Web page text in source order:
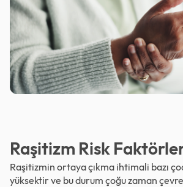
Raşitizm Risk
Raşitizmin ortaya çıkma ihtimali bazı
yüksektir ve bu durum çoğu zaman